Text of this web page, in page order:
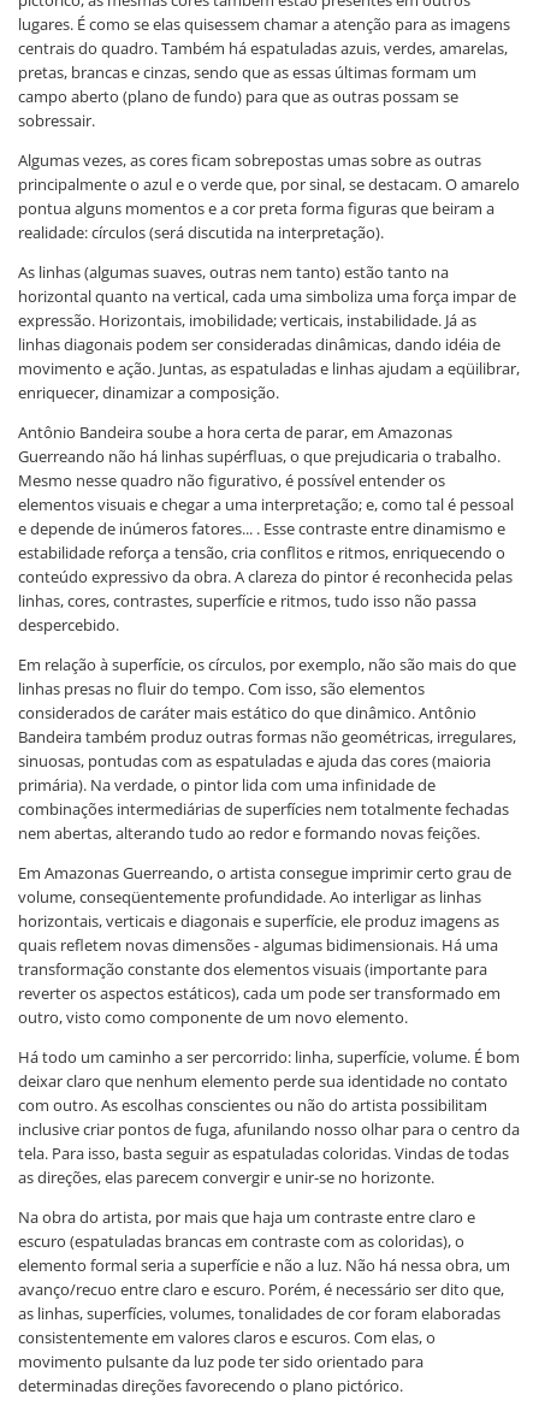
lugares. É como se elas quisessem chamar a atenção para as imagens
centrais do quadro. Também há espatuladas azuis, verdes, amarelas,
pretas, brancas e cinzas, sendo que as essas últimas formam um
campo aberto (plano de fundo) para que as outras possam se
sobressair.
Algumas vezes, as cores ficam sobrepostas umas sobre as outras
principalmente o azul e o verde que, por sinal, se destacam. O amarelo
pontua alguns momentos e a cor preta forma figuras que beiram a
realidade: círculos (será discutida na interpretação).
As linhas (algumas suaves, outras nem tanto) estão tanto na
horizontal quanto na vertical, cada uma simboliza uma força impar de
expressão. Horizontais, imobilidade; verticais, instabilidade. Já as
linhas diagonais podem ser consideradas dinâmicas, dando idéia de
movimento e ação. Juntas, as espatuladas e linhas ajudam a eqüilibrar,
enriquecer, dinamizar a composição.
Antônio Bandeira soube a hora certa de parar, em Amazonas
Guerreando não há linhas supérfluas, o que prejudicaria o trabalho.
Mesmo nesse quadro não figurativo, é possível entender os
elementos visuais e chegar a uma interpretação; e, como tal é pessoal
e depende de inúmeros fatores... . Esse contraste entre dinamismo e
estabilidade reforça a tensão, cria conflitos e ritmos, enriquecendo o
conteúdo expressivo da obra. A clareza do pintor é reconhecida pelas
linhas, cores, contrastes, superfície e ritmos, tudo isso não passa
despercebido.
Em relação à superfície, os círculos, por exemplo, não são mais do que
linhas presas no fluir do tempo. Com isso, são elementos
considerados de caráter mais estático do que dinâmico. Antônio
Bandeira também produz outras formas não geométricas, irregulares,
sinuosas, pontudas com as espatuladas e ajuda das cores (maioria
primária). Na verdade, o pintor lida com uma infinidade de
combinações intermediárias de superfícies nem totalmente fechadas
nem abertas, alterando tudo ao redor e formando novas feições.
Em Amazonas Guerreando, o artista consegue imprimir certo grau de
volume, conseqüentemente profundidade. Ao interligar as linhas
horizontais, verticais e diagonais e superfície, ele produz imagens as
quais refletem novas dimensões - algumas bidimensionais. Há uma
transformação constante dos elementos visuais (importante para
reverter os aspectos estáticos), cada um pode ser transformado em
outro, visto como componente de um novo elemento.
Há todo um caminho a ser percorrido: linha, superfície, volume. É bom
deixar claro que nenhum elemento perde sua identidade no contato
com outro. As escolhas conscientes ou não do artista possibilitam
inclusive criar pontos de fuga, afunilando nosso olhar para o centro da
tela. Para isso, basta seguir as espatuladas coloridas. Vindas de todas
as direções, elas parecem convergir e unir-se no horizonte.
Na obra do artista, por mais que haja um contraste entre claro e
escuro (espatuladas brancas em contraste com as coloridas), o
elemento formal seria a superfície e não a luz. Não há nessa obra, um
avanço/recuo entre claro e escuro. Porém, é necessário ser dito que,
as linhas, superfícies, volumes, tonalidades de cor foram elaboradas
consistentemente em valores claros e escuros. Com elas, o
movimento pulsante da luz pode ter sido orientado para
determinadas direções favorecendo o plano pictórico.